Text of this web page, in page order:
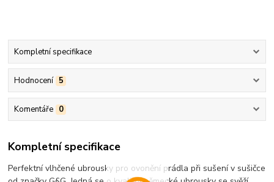
Kompletní specifikace
Hodnocení 5
Komentáře 0
Kompletní specifikace
Perfektní vlhčené ubrousky pro ovonění prádla při sušení v sušičce